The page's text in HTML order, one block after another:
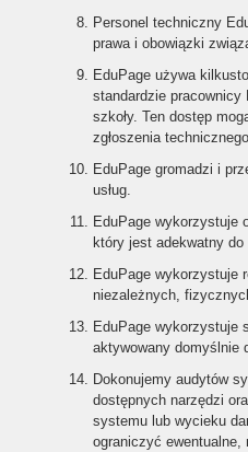
Personel techniczny
prawa i obowiązki
EduPage używa
standardzie pracownicy
szkoły. Ten dostęp
zgłoszenia
EduPage gromadzi i
usług.
EduPage wykorzystuje
który jest adekwatny
EduPage wykorzystuje
niezależnych,
EduPage wykorzystuje
aktywowany domyślnie
Dokonujemy audytów
dostępnych narzędzi
systemu lub wycieku
ograniczyć ewentualne,